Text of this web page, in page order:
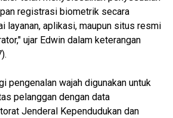
registrasi biometrik secara
layanan, aplikasi, maupun situs resmi
ujar Edwin dalam keterangan
pengenalan wajah digunakan untuk
pelanggan dengan data
Jenderal Kependudukan dan